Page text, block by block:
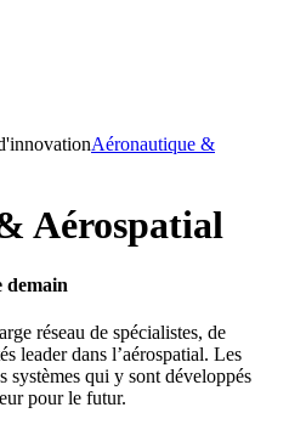
Aéronautique &
Aérospatial
demain
réseau de spécialistes, de
leader dans l’aérospatial. Les
systèmes qui y sont développés
pour le futur.